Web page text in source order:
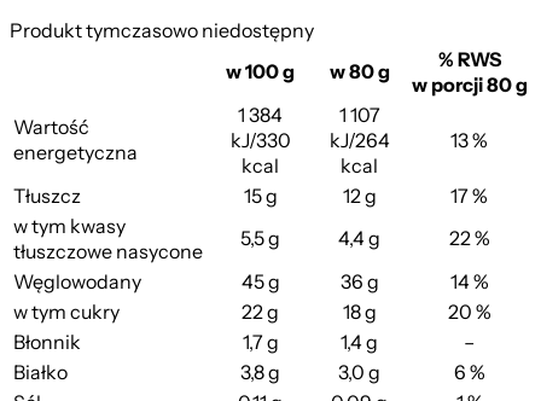
Produkt tymczasowo niedostępny
w 100 g
w 80 g
% RWS
w porcji 80 g
Wartość
energetyczna
1 384
kJ/330
kcal
1 107
kJ/264
kcal
13 %
Tłuszcz 15 g 12 g
17 %
w tym kwasy
tłuszczowe nasycone
5,5 g 4,4 g
22 %
Węglowodany
45 g 36 g
14 %
w tym cukry
22 g 18 g
20 %
Błonnik
1,7 g 1,4 g
–
Białko
3,8 g 3,0 g
6 %